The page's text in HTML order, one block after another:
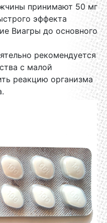
принимают 50 мг
эффекта
Виагры до основного
рекомендуется
с малой
реакцию организма